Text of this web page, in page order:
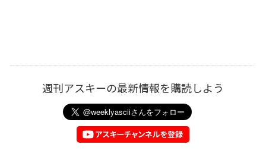
週刊アスキーの最新情報を購読しよう